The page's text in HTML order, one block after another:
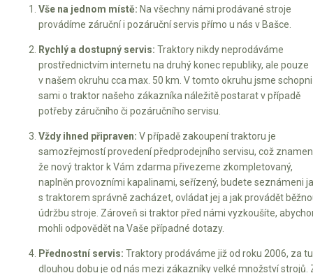
Nůžky na živý plot
Vysavače a foukače
Elektrocentrály
Elektrické skútry
Elektrické tříkolky
Elektrické tříkolky pro seniory
Vše na jednom místě: Na všechny námi prodávané stroje
provádíme záruční i pozáruční servis přímo u nás v Bašce.
Rychlý a dostupný servis: Traktory nikdy neprodáváme
prostřednictvím internetu na druhý konec republiky, ale pouze
v našem okruhu cca max. 50 km. V tomto okruhu jsme
sami o traktor našeho zákazníka náležitě postarat v případě
potřeby záručního či pozáručního servisu.
Vždy ihned připraven: V případě zakoupení traktoru je
samozřejmostí provedení předprodejního servisu, což
že nový traktor k Vám zdarma přivezeme zkompletovaný,
naplněn provozními kapalinami, seřízený, budete seznámeni
s traktorem správně zacházet, ovládat jej a jak provádět
údržbu stroje. Zároveň si traktor před námi vyzkoušíte,
mohli odpovědět na Vaše případné dotazy.
Přednostní servis: Traktory prodáváme již od roku 2006, za
dlouhou dobu je od nás mezi zákazníky velké množství strojů.